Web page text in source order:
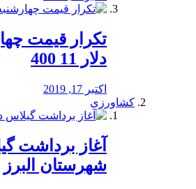
تکرار قیمت
دلار 11 400
اکتبر 17, 2019
کشاورزی
آغاز برداشت
شهرستان البرز